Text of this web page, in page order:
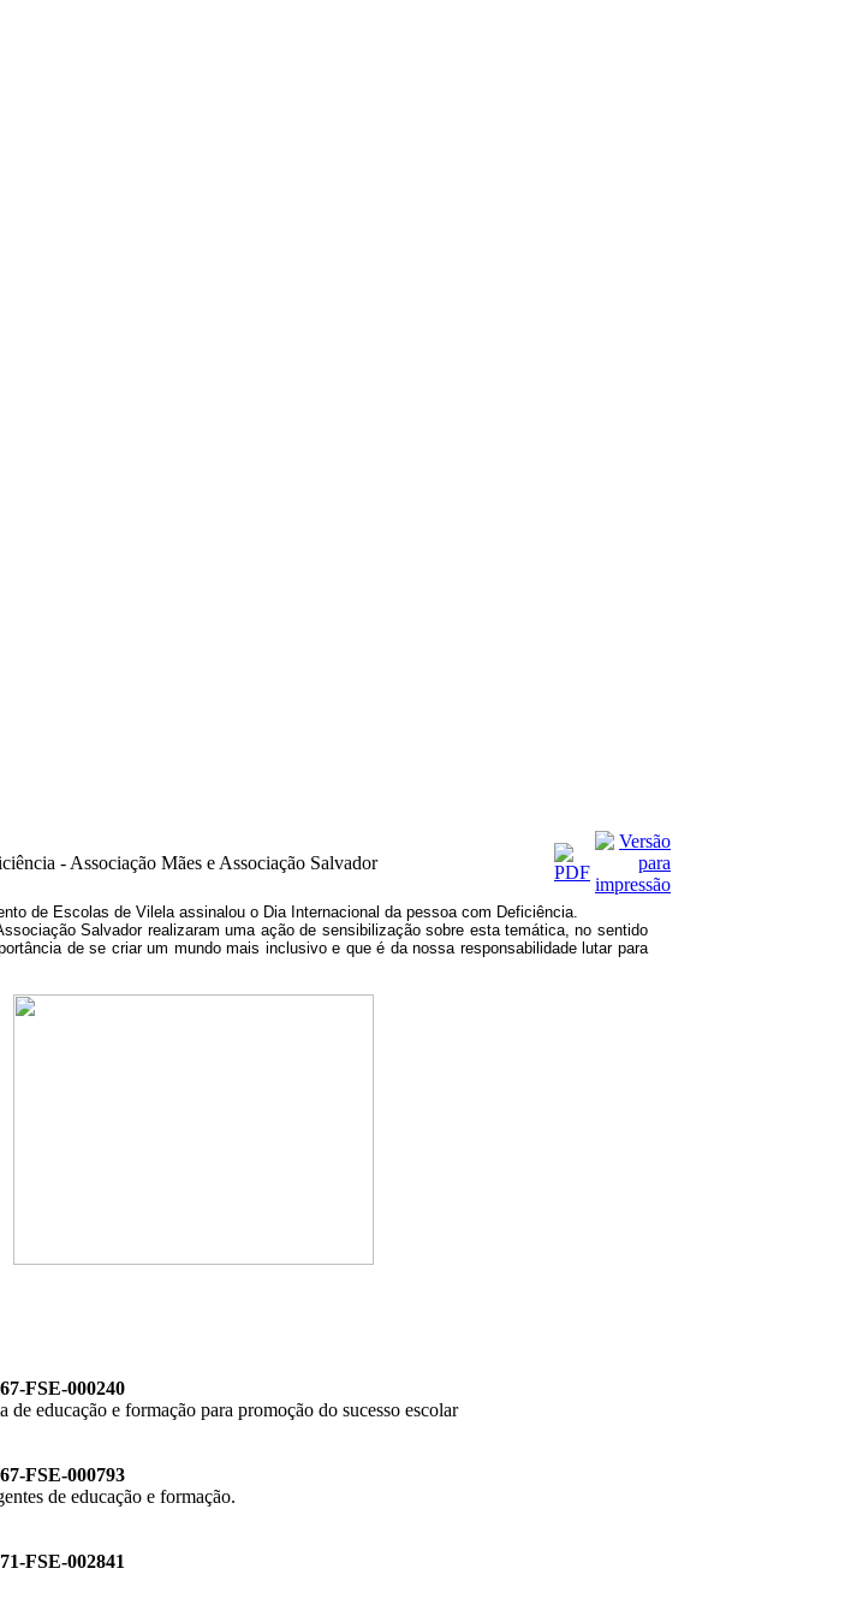
- Associação Mães e Associação Salvador
de Escolas de Vilela assinalou o Dia Internacional da pessoa com Deficiência.
Salvador realizaram uma ação de sensibilização sobre esta temática, no sentido
de se criar um mundo mais inclusivo e que é da nossa responsabilidade lutar para
FSE-000240
educação e formação para promoção do sucesso escolar
FSE-000793
de educação e formação.
FSE-002841